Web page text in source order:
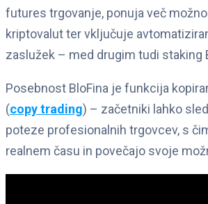
futures trgovanje, ponuja več
kriptovalut ter vključuje
zaslužek – med drugim tudi staking
Posebnost BloFina je funkcija
(copy trading) – začetniki lahko
poteze profesionalnih trgovcev, s
realnem času in povečajo svoje